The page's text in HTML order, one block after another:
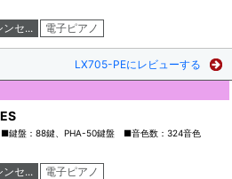
ンセ... 電子ピアノ
LX705-PEにレビューする
鍵盤：88鍵、PHA-50鍵盤 ■音色数：324音色
ンセ... 電子ピアノ